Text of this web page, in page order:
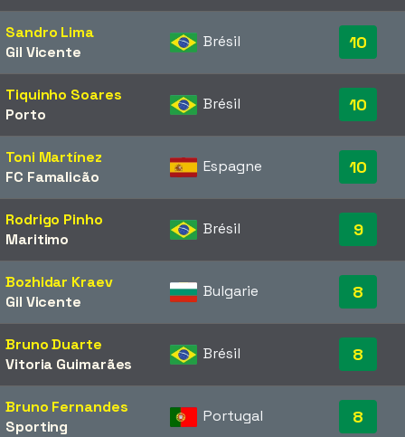
Sandro Lima
Gil Vicente
Brésil 10
Tiquinho Soares
Porto
Brésil 10
Toni Martínez
FC Famalicão
Espagne 10
Rodrigo Pinho
Maritimo
Brésil 9
Bozhidar Kraev
Gil Vicente
Bulgarie 8
Bruno Duarte
Vitoria Guimarães
Brésil 8
Bruno Fernandes
Sporting
Portugal 8